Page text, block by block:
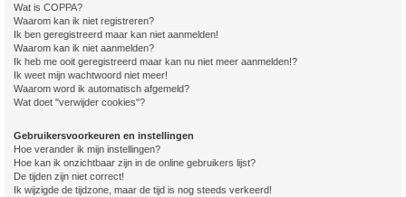
Wat is COPPA?
Waarom kan ik niet registreren?
Ik ben geregistreerd maar kan niet aanmelden!
Waarom kan ik niet aanmelden?
Ik heb me ooit geregistreerd maar kan nu niet meer aanmelden!?
Ik weet mijn wachtwoord niet meer!
Waarom word ik automatisch afgemeld?
Wat doet "verwijder cookies"?
Gebruikersvoorkeuren en instellingen
Hoe verander ik mijn instellingen?
Hoe kan ik onzichtbaar zijn in de online gebruikers lijst?
De tijden zijn niet correct!
Ik wijzigde de tijdzone, maar de tijd is nog steeds verkeerd!